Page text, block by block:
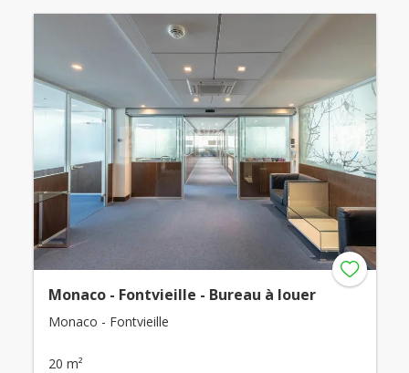
Monaco - Fontvieille - Bureau à louer
Monaco - Fontvieille
20 m²